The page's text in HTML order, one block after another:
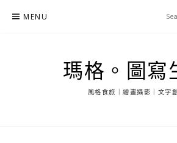
MENU
瑪格。圖寫
風格食旅｜繪畫攝影｜文字